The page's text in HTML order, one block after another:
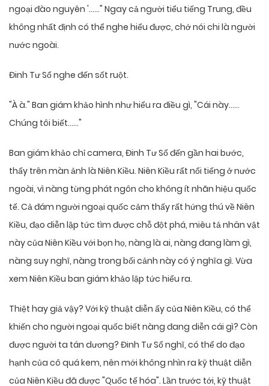
ngoại đào nguyên '……" Ngay cả người tiểu tiếng Trung, đều
không nhất định có thể nghe hiểu được, chớ nói chi là người
nước ngoài.
Đinh Tư Sổ nghe đến sốt ruột.
"À à." Ban giám khảo hình như hiểu ra điều gì, "Cái này……
Chúng tôi biết……"
Ban giám khảo chỉ camera, Đinh Tư Sổ đến gần hai bước,
thấy trên màn ảnh là Niên Kiều. Niên Kiều rất nổi tiếng ở nước
ngoài, vì nàng từng phát ngôn cho không ít nhãn hiệu quốc
tế. Cả đám người ngoại quốc cảm thấy rất hứng thú về Niên
Kiều, đạo diễn lập tức tìm được chỗ đột phá, miêu tả nhân vật
này của Niên Kiều với bọn họ, nàng là ai, nàng đang làm gì,
nàng suy nghĩ, nàng trong bối cảnh này có ý nghĩa gì. Vừa
xem Niên Kiều ban giám khảo lập tức hiểu ra.
Thiệt hay giả vậy? Với kỹ thuật diễn ấy của Niên Kiều, có thể
khiến cho người ngoại quốc biết nàng đang diễn cái gì? Còn
được người ta tán dương? Đinh Tư Sổ nghĩ, có thể do đạo
hạnh của cô quá kem, nên mới không nhìn ra kỹ thuật diễn
của Niên Kiều đã được "Quốc tế hóa". Lần trước tới, kỹ thuật